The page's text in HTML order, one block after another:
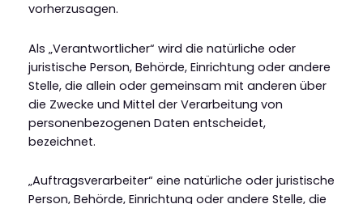
vorherzusagen.
Als „Verantwortlicher“ wird die natürliche oder
juristische Person, Behörde, Einrichtung oder andere
Stelle, die allein oder gemeinsam mit anderen über
die Zwecke und Mittel der Verarbeitung von
personenbezogenen Daten entscheidet,
bezeichnet.
„Auftragsverarbeiter“ eine natürliche oder juristische
Person, Behörde, Einrichtung oder andere Stelle, die